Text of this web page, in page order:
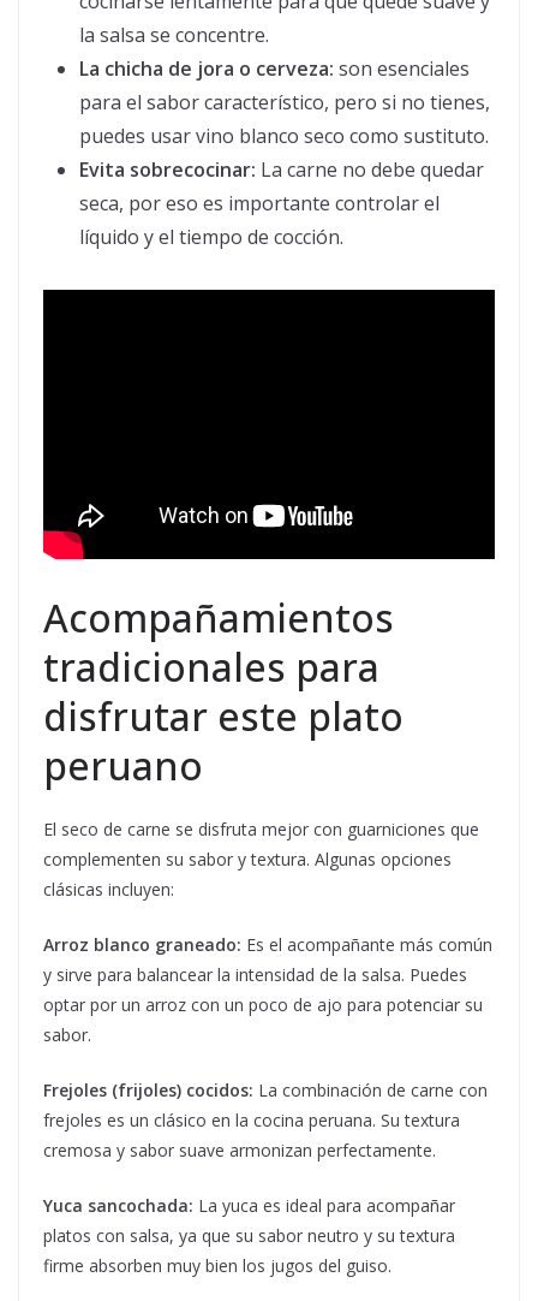
la salsa se concentre.
La chicha de jora o cerveza: son esenciales
para el sabor característico, pero si no tienes,
puedes usar vino blanco seco como sustituto.
Evita sobrecocinar: La carne no debe quedar
seca, por eso es importante controlar el
líquido y el tiempo de cocción.
Acompañamientos
tradicionales para
disfrutar este plato
peruano
El seco de carne se disfruta mejor con guarniciones que
complementen su sabor y textura. Algunas opciones
clásicas incluyen:
Arroz blanco graneado: Es el acompañante más común
y sirve para balancear la intensidad de la salsa. Puedes
optar por un arroz con un poco de ajo para potenciar su
sabor.
Frejoles (frijoles) cocidos: La combinación de carne con
frejoles es un clásico en la cocina peruana. Su textura
cremosa y sabor suave armonizan perfectamente.
Yuca sancochada: La yuca es ideal para acompañar
platos con salsa, ya que su sabor neutro y su textura
firme absorben muy bien los jugos del guiso.